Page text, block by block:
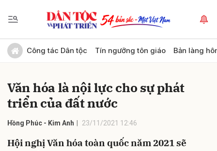
Công tác Dân tộc Tín ngưỡng tôn giáo Bản làng
Văn hóa là nội lực cho sự phát
triển của đất nước
Hồng Phúc - Kim Anh 23/11/2021 12:46
Hội nghị Văn hóa toàn quốc năm 2021 sẽ
Gửi bình luận
Hủy